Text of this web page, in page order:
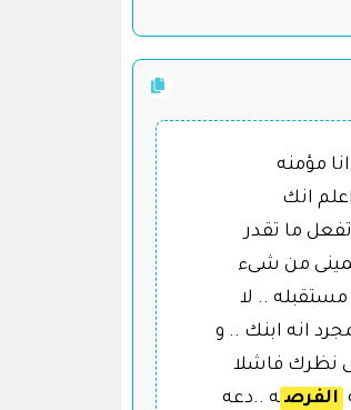
مؤمنه
انك
ما تقدر
من شىء
.. لا
انه ابنك .. و
نظرك فاشلا
الفرص ه ..دعه